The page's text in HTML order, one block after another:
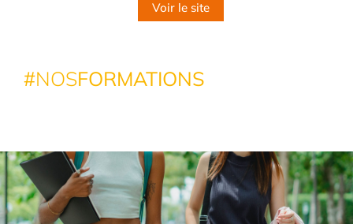
Voir le site
#NOSFORMATIONS